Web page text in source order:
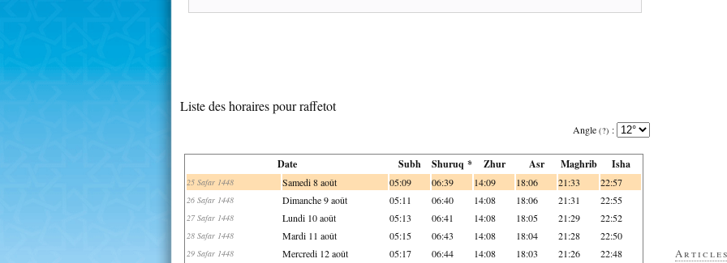
Liste des horaires pour raffetot
Angle (?) :
Date Subh Shuruq * Zhur Asr Maghrib Isha
25 Safar 1448 Samedi 8 août 05:09 06:39 14:09 18:06 21:33 22:57
26 Safar 1448 Dimanche 9 août 05:11 06:40 14:08 18:06 21:31 22:55
27 Safar 1448 Lundi 10 août 05:13 06:41 14:08 18:05 21:29 22:52
28 Safar 1448 Mardi 11 août 05:15 06:43 14:08 18:04 21:28 22:50
29 Safar 1448 Mercredi 12 août 05:17 06:44 14:08 18:03 21:26 22:48